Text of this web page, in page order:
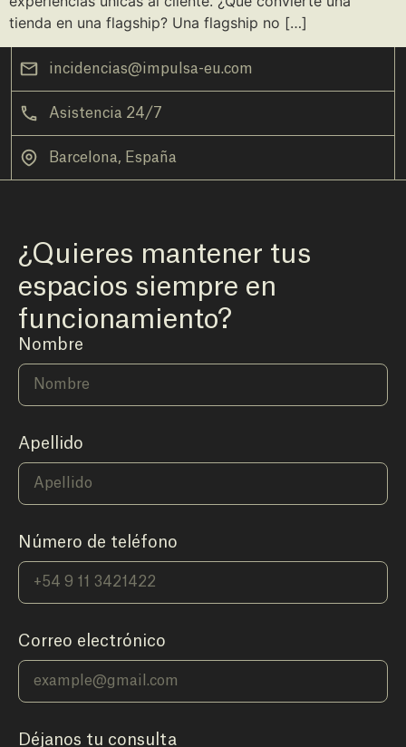
tienda en una flagship? Una flagship no […]
incidencias@impulsa-eu.com
Asistencia 24/7
Barcelona, España
¿Quieres mantener tus
espacios siempre en
funcionamiento?
Nombre
Apellido
Número de teléfono
Correo electrónico
Déjanos tu consulta